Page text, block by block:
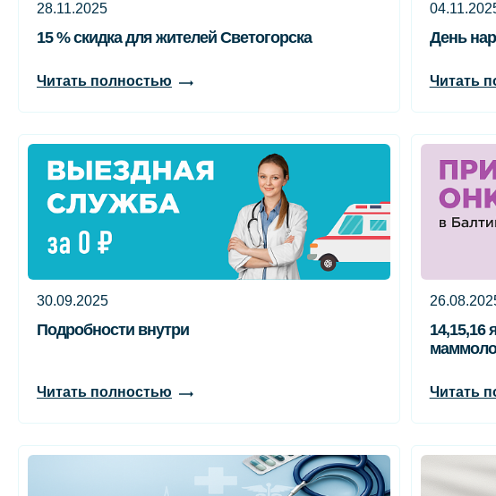
28.11.2025
15 % скидка для жителей Светогорска
Читать полностью
День
Читать
30.09.2025
Подробности внутри
Читать полностью
14,15,16
Читать